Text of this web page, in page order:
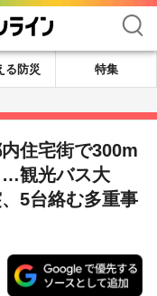
検索
る防災
特集
住宅街で300m
…観光バス大
5台絡む多重事